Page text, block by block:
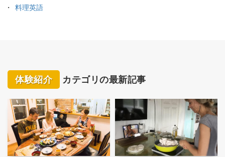
料理英語
体験紹介 カテゴリの最新記事